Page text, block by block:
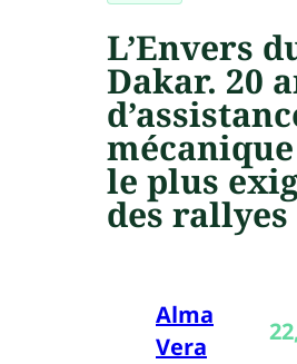
L’Envers
Dakar. 20
le plus
des rallyes
Alma
Vera